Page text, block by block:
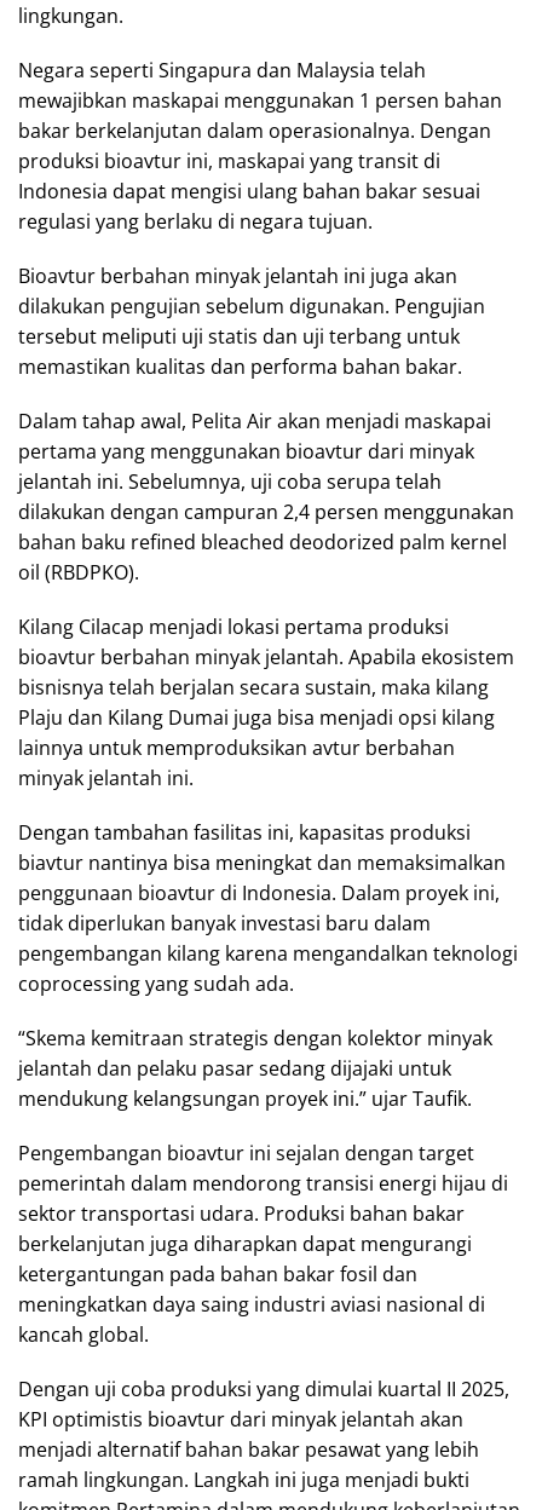
lingkungan.
Negara seperti Singapura dan Malaysia telah
mewajibkan maskapai menggunakan 1 persen bahan
bakar berkelanjutan dalam operasionalnya. Dengan
produksi bioavtur ini, maskapai yang transit di
Indonesia dapat mengisi ulang bahan bakar sesuai
regulasi yang berlaku di negara tujuan.
Bioavtur berbahan minyak jelantah ini juga akan
dilakukan pengujian sebelum digunakan. Pengujian
tersebut meliputi uji statis dan uji terbang untuk
memastikan kualitas dan performa bahan bakar.
Dalam tahap awal, Pelita Air akan menjadi maskapai
pertama yang menggunakan bioavtur dari minyak
jelantah ini. Sebelumnya, uji coba serupa telah
dilakukan dengan campuran 2,4 persen menggunakan
bahan baku refined bleached deodorized palm kernel
oil (RBDPKO).
Kilang Cilacap menjadi lokasi pertama produksi
bioavtur berbahan minyak jelantah. Apabila ekosistem
bisnisnya telah berjalan secara sustain, maka kilang
Plaju dan Kilang Dumai juga bisa menjadi opsi kilang
lainnya untuk memproduksikan avtur berbahan
minyak jelantah ini.
Dengan tambahan fasilitas ini, kapasitas produksi
biavtur nantinya bisa meningkat dan memaksimalkan
penggunaan bioavtur di Indonesia. Dalam proyek ini,
tidak diperlukan banyak investasi baru dalam
pengembangan kilang karena mengandalkan teknologi
coprocessing yang sudah ada.
“Skema kemitraan strategis dengan kolektor minyak
jelantah dan pelaku pasar sedang dijajaki untuk
mendukung kelangsungan proyek ini.” ujar Taufik.
Pengembangan bioavtur ini sejalan dengan target
pemerintah dalam mendorong transisi energi hijau di
sektor transportasi udara. Produksi bahan bakar
berkelanjutan juga diharapkan dapat mengurangi
ketergantungan pada bahan bakar fosil dan
meningkatkan daya saing industri aviasi nasional di
kancah global.
Dengan uji coba produksi yang dimulai kuartal II 2025,
KPI optimistis bioavtur dari minyak jelantah akan
menjadi alternatif bahan bakar pesawat yang lebih
ramah lingkungan. Langkah ini juga menjadi bukti